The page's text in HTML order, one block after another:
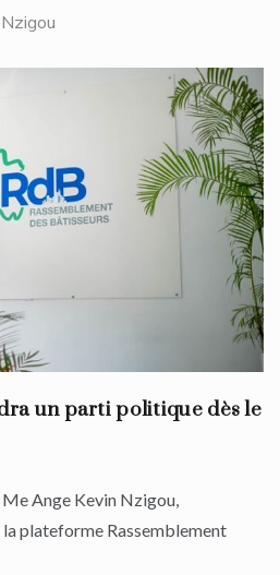
un parti politique dès le
Ange Kevin Nzigou,
plateforme Rassemblement